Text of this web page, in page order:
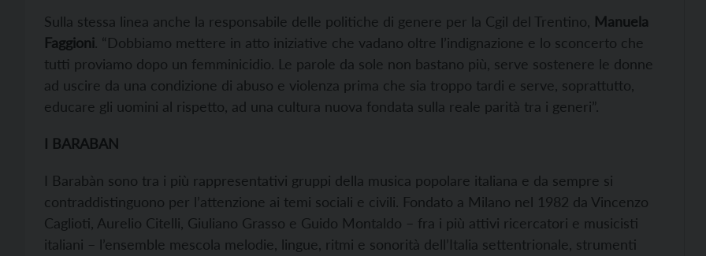
Sulla stessa linea anche la responsabile delle politiche di genere per la Cgil del Trentino, Manuela
Faggioni. “Dobbiamo mettere in atto iniziative che vadano oltre l’indignazione e lo sconcerto che
tutti proviamo dopo un femminicidio. Le parole da sole non bastano più, serve sostenere le donne
ad uscire da una condizione di abuso e violenza prima che sia troppo tardi e serve, soprattutto,
educare gli uomini al rispetto, ad una cultura nuova fondata sulla reale parità tra i generi”.
I BARABAN
I Barabàn sono tra i più rappresentativi gruppi della musica popolare italiana e da sempre si
contraddistinguono per l’attenzione ai temi sociali e civili. Fondato a Milano nel 1982 da Vincenzo
Caglioti, Aurelio Citelli, Giuliano Grasso e Guido Montaldo – fra i più attivi ricercatori e musicisti
italiani – l’ensemble mescola melodie, lingue, ritmi e sonorità dell’Italia settentrionale, strumenti